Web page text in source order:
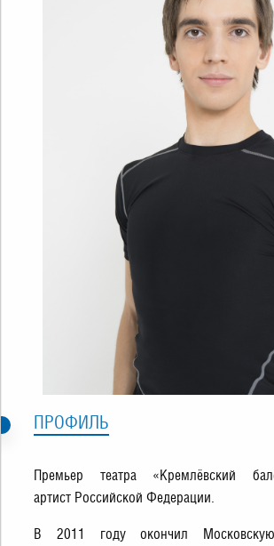
ПРОФИЛЬ
Премьер театра «Кремлёвский
артист Российской Федерации.
В 2011 году окончил Московскую